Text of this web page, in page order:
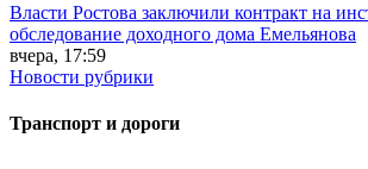
Власти Ростова заключили контракт на
обследование доходного дома Емельянова
вчера, 17:59
Новости рубрики
Транспорт и дороги